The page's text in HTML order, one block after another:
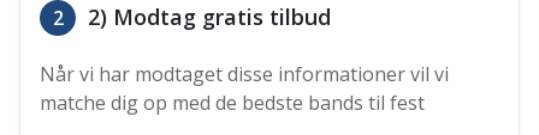
2 2) Modtag gratis tilbud
Når vi har modtaget disse informationer vil vi
matche dig op med de bedste bands til fest